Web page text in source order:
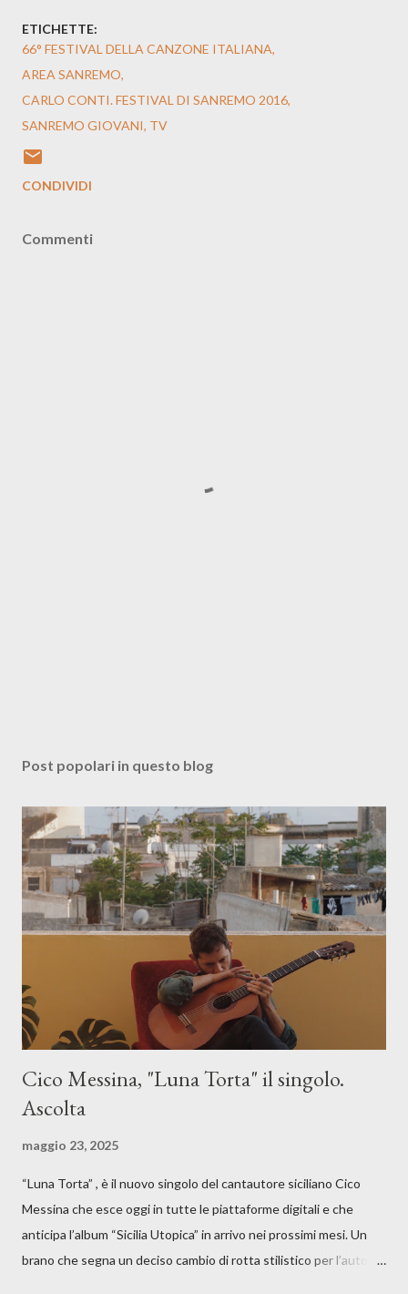
ETICHETTE:
66° FESTIVAL DELLA CANZONE ITALIANA
AREA SANREMO
CARLO CONTI. FESTIVAL DI SANREMO 2016
SANREMO GIOVANI TV
CONDIVIDI
Commenti
Post popolari in questo blog
Cico Messina, "Luna Torta" il singolo.
Ascolta
maggio 23, 2025
“Luna Torta” , è il nuovo singolo del cantautore siciliano Cico
Messina che esce oggi in tutte le piattaforme digitali e che
anticipa l’album “Sicilia Utopica” in arrivo nei prossimi mesi. Un
brano che segna un deciso cambio di rotta stilistico per l’autore